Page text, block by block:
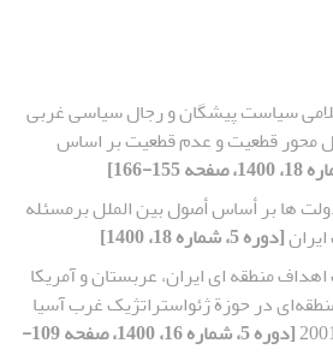
سیاست پیشگان و رجال سیاسی غربی
محور قطعیت و عدم قطعیت بر اساس
ها بر أساس أصول بین الملل برمسئله
[دوره 5، شماره 18، 1400]
منطقه ای ایران، عربستان و آمریکا
در حوزة ژئواستراتژیک غرب آسیا
[دوره 5، شماره 16، 1400، صفحه 109-